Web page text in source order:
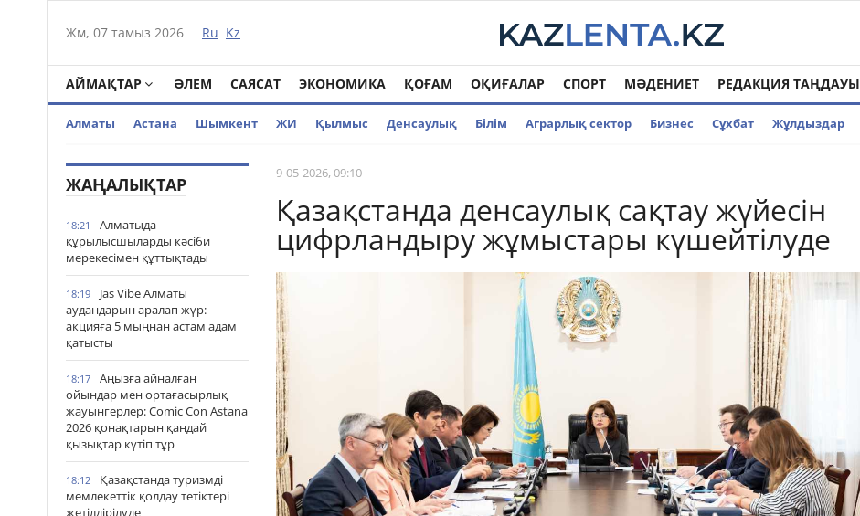
Жм, 07 тамыз 2026 Ru Kz
АЙМАҚТАР ӘЛЕМ САЯСАТ ЭКОНОМИКА ҚОҒАМ ОҚИҒАЛАР СПОРТ МӘДЕНИЕТ РЕДАКЦИЯ ТАҢДАУЫ
Алматы Астана Шымкент ЖИ Қылмыс Денсаулық Білім Аграрлық сектор Бизнес Cұхбат Жұлдыздар
ЖАҢАЛЫҚТАР
18:21
Алматыда
құрылысшыларды кәсіби
мерекесімен құттықтады
18:19
Jas Vibe Алматы
аудандарын аралап жүр:
акцияға 5 мыңнан астам адам
қатысты
18:17
Аңызға айналған
ойындар мен ортағасырлық
жауынгерлер: Comic Con Astana
2026 қонақтарын қандай
қызықтар күтіп тұр
18:12
Қазақстанда туризмді
мемлекеттік қолдау тетіктері
жетілдірілуде
9-05-2026, 09:10
Қазақстанда денсаулық сақтау жүйесін
цифрландыру жұмыстары күшейтілуде